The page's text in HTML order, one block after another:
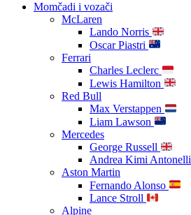
Momčadi i vozači
McLaren
Lando Norris
Oscar Piastri
Ferrari
Charles Leclerc
Lewis Hamilton
Red Bull
Max Verstappen
Liam Lawson
Mercedes
George Russell
Andrea Kimi Antonelli
Aston Martin
Fernando Alonso
Lance Stroll
Alpine